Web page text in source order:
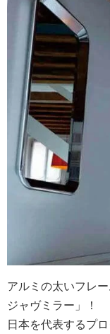
アルミの太いフレ
ジャヴミラー」！
日本を代表するプ